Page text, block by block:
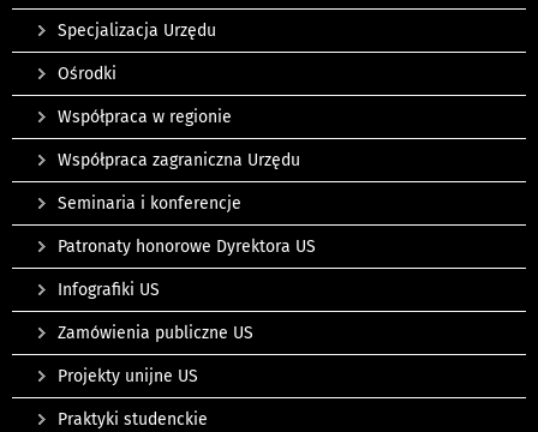
Specjalizacja Urzędu
Ośrodki
Współpraca w regionie
Współpraca zagraniczna Urzędu
Seminaria i konferencje
Patronaty honorowe Dyrektora US
Infografiki US
Zamówienia publiczne US
Projekty unijne US
Praktyki studenckie